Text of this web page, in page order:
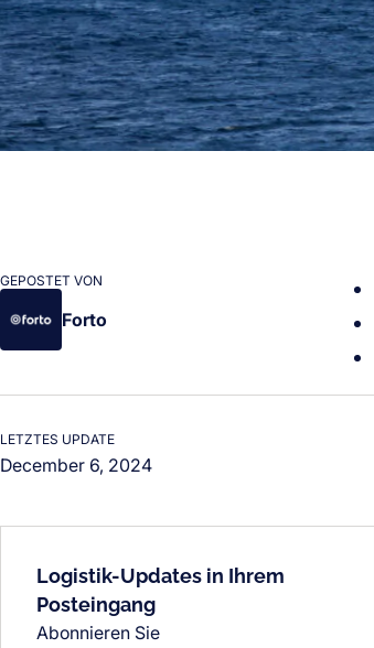
GEPOSTET VON
Forto
LETZTES UPDATE
December 6, 2024
Logistik-Updates in Ihrem
Posteingang
Abonnieren Sie